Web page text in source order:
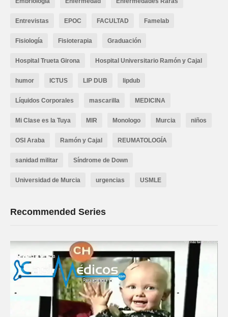
Entrevistas EPOC FACULTAD Famelab
Fisiología Fisioterapia Graduación
Hospital Trueta Girona Hospital Universitario Ramón y Cajal
humor ICTUS LIP DUB lipdub
Líquidos Corporales mascarilla MEDICINA
Mi Clase es la Tuya MIR Monologo Murcia niños
OSI Araba Ramón y Cajal REUMATOLOGÍA
sanidad militar Síndrome de Down
Universidad de Murcia urgencias USMLE
Recommended Series